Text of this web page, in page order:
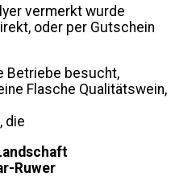
vermerkt wurde
oder per Gutschein
Betriebe besucht,
Flasche Qualitätswein,
die
Ruwer